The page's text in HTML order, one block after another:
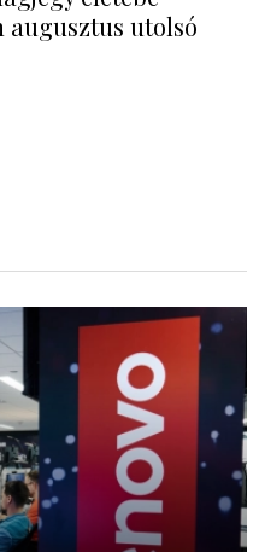
augusztus utolsó